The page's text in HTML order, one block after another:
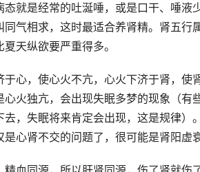
就是经常的吐涎唾，或是口干、唾液
气相求，这时最适合养肾精。肾五行
天纵欲要严重得多。
心，使心火不亢，心火下济于肾，使
火独亢，会出现失眠多梦的现象（有
，失眠将来肯定会出现，这是规律）
心肾不交的问题了，很可能是肾阳虚衰